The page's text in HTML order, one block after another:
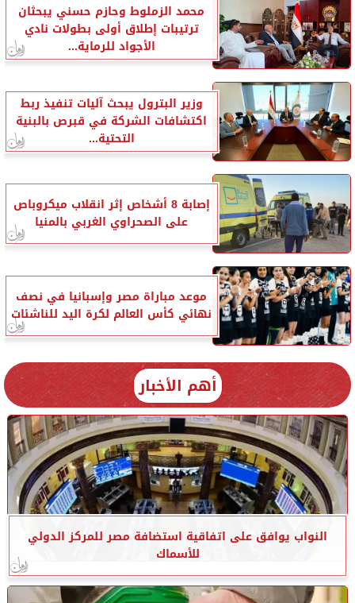
محمد الزملوط وحازم حسني يبحثان
ترتيبات إطلاق أولى بطولات نادي
الأجواد للرماية...
وزير البترول يبحث آليات تنفيذ ربط
اكتشافات الشركة في قبرص بالبنية
التحتية...
إصابة 8 أشخاص إثر انقلاب ميكروباص
على الصحراوي الغربي بالمنيا
موعد مباراة مصر وإسبانيا في نصف
نهائي كأس العالم لكرة اليد للناشئات
أهم الأخبار
النواب يوافق على اتفاقية استضافة مصر للمركز الدولي
للأسماك